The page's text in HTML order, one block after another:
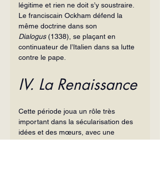
légitime et rien ne doit s’y soustraire.
Le franciscain Ockham défend la
même doctrine dans son
Dialogus (1338), se plaçant en
continuateur de l’Italien dans sa lutte
contre le pape.
IV. La Renaissance
Cette période joua un rôle très
important dans la sécularisation des
idées et des mœurs, avec une